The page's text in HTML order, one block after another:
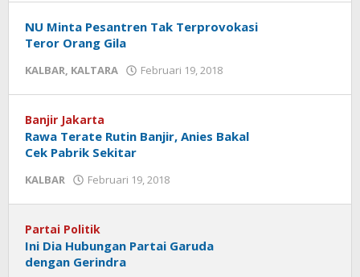
halokalimantan
NU Minta Pesantren Tak Terprovokasi
Teror Orang Gila
KALBAR, KALTARA Februari 19, 2018
Banjir Jakarta
Rawa Terate Rutin Banjir, Anies Bakal
Cek Pabrik Sekitar
KALBAR Februari 19, 2018
Partai Politik
Ini Dia Hubungan Partai Garuda
dengan Gerindra